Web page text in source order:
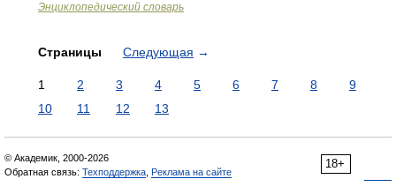
Энциклопедический словарь
Страницы Следующая →
1 2 3 4 5 6 7 8
9
10
11 12 13
18+
© Академик, 2000-2026
Обратная связь: Техподдержка Реклама на сайте